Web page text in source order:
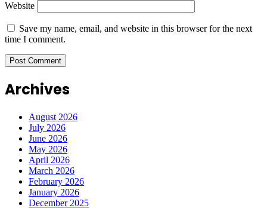
Website
Save my name, email, and website in this browser for the next
time I comment.
Archives
August 2026
July 2026
June 2026
May 2026
April 2026
March 2026
February 2026
January 2026
December 2025